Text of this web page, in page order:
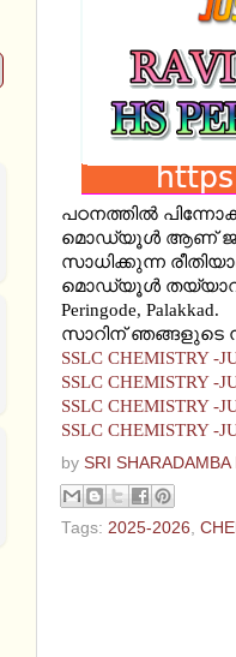
പഠനത്തിൽ
മൊഡ്യൂൾ ആണ്
സാധിക്കുന്ന
മൊഡ്യൂള്‍
Peringode, Palakkad.
സാറിന് ഞങ്ങളുടെ
SSLC CHEMISTRY -
SSLC CHEMISTRY -
SSLC CHEMISTRY -
SSLC CHEMISTRY -
by SRI
Tags: 2025-2026